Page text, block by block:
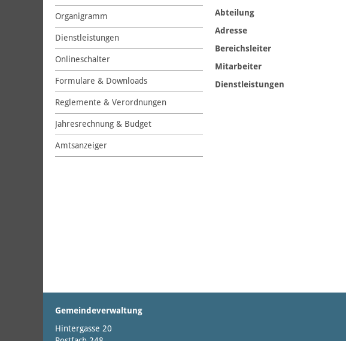
Organigramm
Dienstleistungen
Onlineschalter
Formulare & Downloads
Reglemente & Verordnungen
Jahresrechnung & Budget
Amtsanzeiger
Abteilung
Adresse
Bereichsleiter
Mitarbeiter
Dienstleistungen
Gemeindeverwaltung
Hintergasse 20